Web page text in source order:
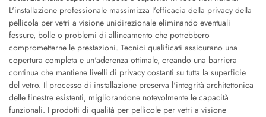
L'installazione professionale massimizza l'efficacia della privacy della
pellicola per vetri a visione unidirezionale eliminando eventuali
fessure, bolle o problemi di allineamento che potrebbero
comprometterne le prestazioni. Tecnici qualificati assicurano una
copertura completa e un'aderenza ottimale, creando una barriera
continua che mantiene livelli di privacy costanti su tutta la superficie
del vetro. Il processo di installazione preserva l'integrità architettonica
delle finestre esistenti, migliorandone notevolmente le capacità
funzionali. I prodotti di qualità per pellicole per vetri a visione